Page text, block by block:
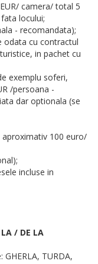
camera/ total 5
locului;
- recomandata);
odata cu contractul
in pachet cu
exemplu soferi,
/persoana -
dar optionala (se
aproximativ 100 euro/
incluse in
LA / DE LA
TURDA,